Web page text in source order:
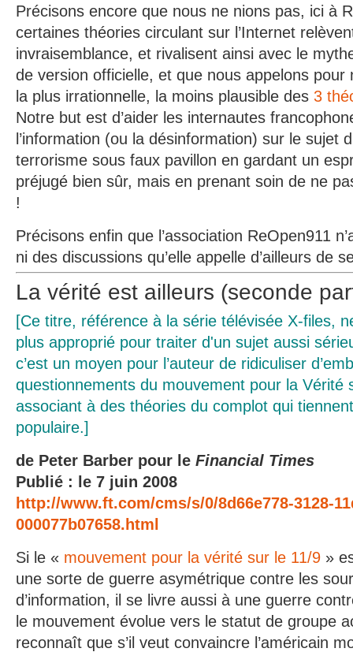
Précisons encore que nous ne nions pas, ici à
certaines théories circulant sur l’Internet
invraisemblance, et rivalisent ainsi avec le
de version officielle, et que nous appelons pour
la plus irrationnelle, la moins plausible des 3
Notre but est d’aider les internautes
l’information (ou la désinformation) sur le sujet
terrorisme sous faux pavillon en gardant un
préjugé bien sûr, mais en prenant soin de ne
!
Précisons enfin que l’association ReOpen911
ni des discussions qu’elle appelle d’ailleurs de
La vérité est ailleurs (seconde
[Ce titre, référence à la série télévisée X-files,
plus approprié pour traiter d'un sujet aussi
c’est un moyen pour l’auteur de ridiculiser
questionnements du mouvement pour la Vérité
associant à des théories du complot qui
populaire.]
de Peter Barber pour le Financial Times
Publié : le 7 juin 2008
http://www.ft.com/cms/s/0/8d66e778-3128-
000077b07658.html
Si le « mouvement pour la vérité sur le 11/9 »
une sorte de guerre asymétrique contre les
d’information, il se livre aussi à une guerre
le mouvement évolue vers le statut de groupe
reconnaît que s’il veut convaincre l’américain